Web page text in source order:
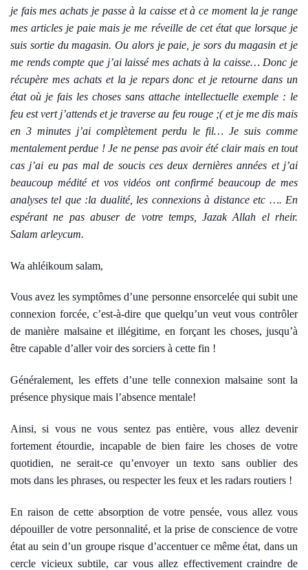
je fais mes achats je passe à la caisse et à ce moment la je range
mes articles je paie mais je me réveille de cet état que lorsque je
suis sortie du magasin. Ou alors je paie, je sors du magasin et je
me rends compte que j’ai laissé mes achats à la caisse… Donc je
récupère mes achats et la je repars donc et je retourne dans un
état où je fais les choses sans attache intellectuelle exemple : le
feu est vert j’attends et je traverse au feu rouge ;( et je me dis mais
en 3 minutes j’ai complètement perdu le fil… Je suis comme
mentalement perdue ! Je ne pense pas avoir été clair mais en tout
cas j’ai eu pas mal de soucis ces deux dernières années et j’ai
beaucoup médité et vos vidéos ont confirmé beaucoup de mes
analyses tel que :la dualité, les connexions à distance etc …. En
espérant ne pas abuser de votre temps, Jazak Allah el rheir.
Salam arleycum.
Wa ahléikoum salam,
Vous avez les symptômes d’une personne ensorcelée qui subit une
connexion forcée, c’est-à-dire que quelqu’un veut vous contrôler
de manière malsaine et illégitime, en forçant les choses, jusqu’à
être capable d’aller voir des sorciers à cette fin !
Généralement, les effets d’une telle connexion malsaine sont la
présence physique mais l’absence mentale!
Ainsi, si vous ne vous sentez pas entière, vous allez devenir
fortement étourdie, incapable de bien faire les choses de votre
quotidien, ne serait-ce qu’envoyer un texto sans oublier des
mots dans les phrases, ou respecter les feux et les radars routiers !
En raison de cette absorption de votre pensée, vous allez vous
dépouiller de votre personnalité, et la prise de conscience de votre
état au sein d’un groupe risque d’accentuer ce même état, dans un
cercle vicieux subtile, car vous allez effectivement craindre de